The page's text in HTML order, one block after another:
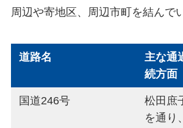
周辺や寄地区、周辺市町を結んで
道路名
主な通
続方面
国道246号
松田庶
を通り